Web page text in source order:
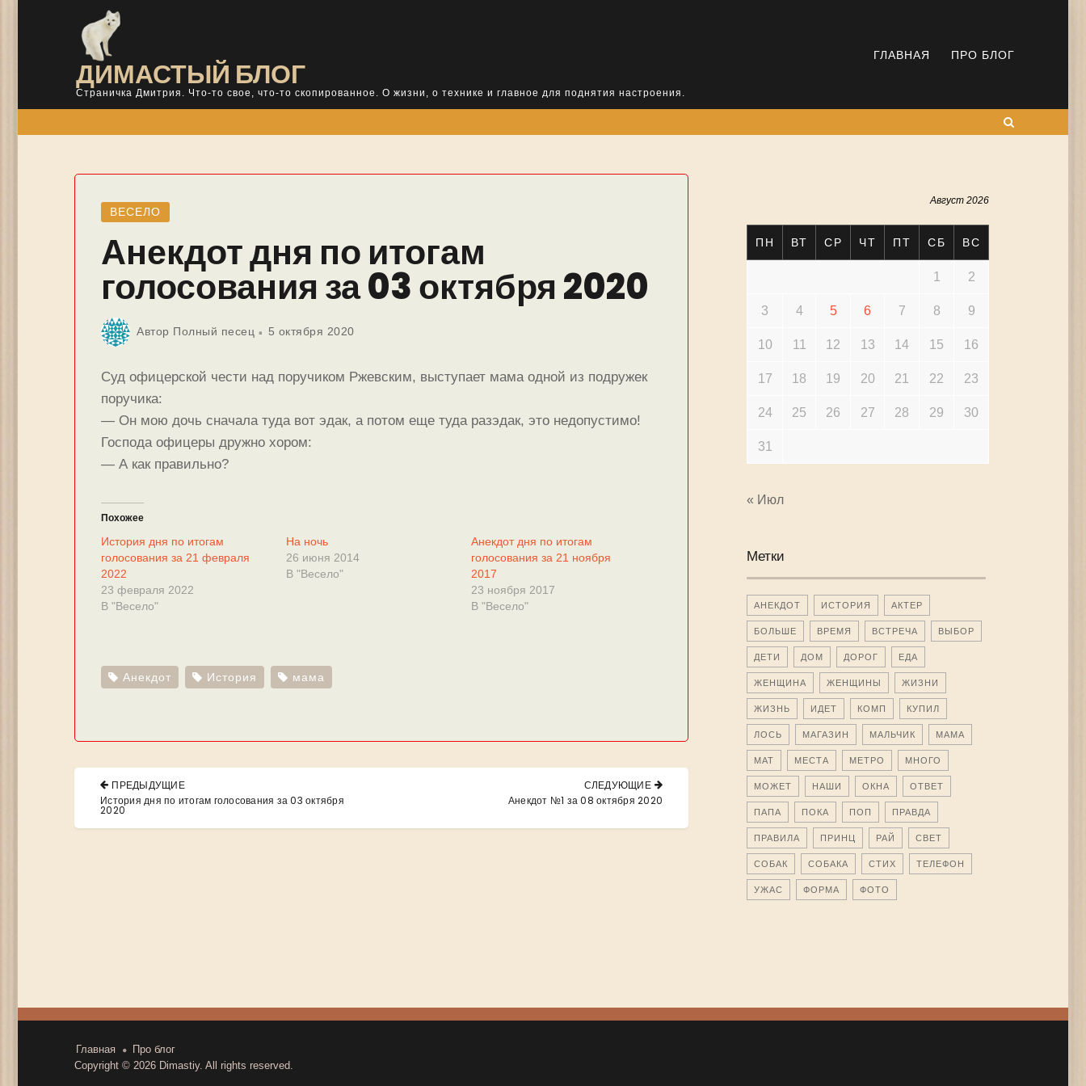
ДИМАСТЫЙ БЛОГ
Страничка Дмитрия. Что-то свое, что-то скопированное. О жизни, о технике и главное для поднятия настроения.
ГЛАВНАЯ ПРО БЛОГ
ВЕСЕЛО
Анекдот дня по итогам
голосования за 03 октября 2020
Автор Полный песец 5 октября 2020
Суд офицерской чести над поручиком Ржевским, выступает мама одной из подружек
поручика:
— Он мою дочь сначала туда вот эдак, а потом еще туда разэдак, это недопустимо!
Господа офицеры дружно хором:
— А как правильно?
Похожее
История дня по итогам
голосования за 21 февраля
2022
23 февраля 2022
В "Весело"
На ночь
26 июня 2014
В "Весело"
Анекдот дня по итогам
голосования за 21 ноября
2017
23 ноября 2017
В "Весело"
Анекдот История мама
Навигация
записям
ПРЕДЫДУЩИЕ
PREVIOUS
POST:
История дня по итогам голосования за 03 октября
2020
СЛЕДУЮЩИЕ
NEXT
POST:
Анекдот №1 за 08 октября 2020
Август 2026
ПН ВТ СР ЧТ ПТ СБ ВС
1 2
3 4 5 6 7 8 9
10 11 12 13 14 15 16
17 18 19 20 21 22 23
24 25 26 27 28 29 30
31
« Июл
Метки
АНЕКДОТ ИСТОРИЯ АКТЕР
БОЛЬШЕ ВРЕМЯ ВСТРЕЧА ВЫБОР
ДЕТИ ДОМ ДОРОГ ЕДА
ЖЕНЩИНА ЖЕНЩИНЫ ЖИЗНИ
ЖИЗНЬ ИДЕТ КОМП КУПИЛ
ЛОСЬ МАГАЗИН МАЛЬЧИК МАМА
МАТ МЕСТА МЕТРО МНОГО
МОЖЕТ НАШИ ОКНА ОТВЕТ
ПАПА ПОКА ПОП ПРАВДА
ПРАВИЛА ПРИНЦ РАЙ СВЕТ
СОБАК СОБАКА СТИХ ТЕЛЕФОН
УЖАС ФОРМА ФОТО
Главная
Про блог
Copyright © 2026 Dimastiy. All rights reserved.